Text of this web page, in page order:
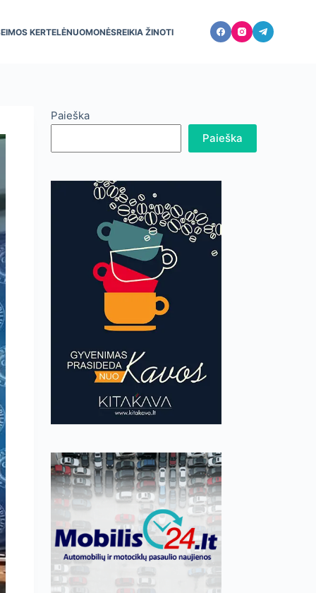
KERTELĖNUOMONĖSREIKIA ŽINOTI
Paieška
Paieška